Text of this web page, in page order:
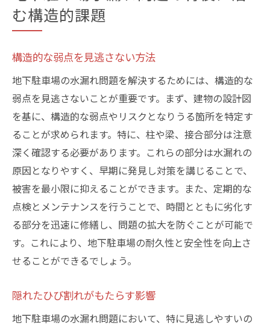
む構造的課題
構造的な弱点を見逃さない方法
地下駐車場の水漏れ問題を解決するためには、構造的な
弱点を見逃さないことが重要です。まず、建物の設計図
を基に、構造的な弱点やリスクとなりうる箇所を特定す
ることが求められます。特に、柱や梁、接合部分は注意
深く確認する必要があります。これらの部分は水漏れの
原因となりやすく、早期に発見し対策を講じることで、
被害を最小限に抑えることができます。また、定期的な
点検とメンテナンスを行うことで、時間とともに劣化す
る部分を迅速に修繕し、問題の拡大を防ぐことが可能で
す。これにより、地下駐車場の耐久性と安全性を向上さ
せることができるでしょう。
隠れたひび割れがもたらす影響
地下駐車場の水漏れ問題において、特に見逃しやすいの